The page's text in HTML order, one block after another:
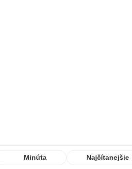
Minúta Najčítanejšie